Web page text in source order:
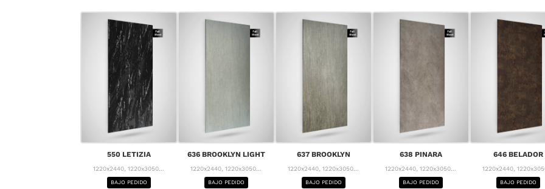
550 LETIZIA
1220x2440, 1220x3050...
BAJO PEDIDO
636 BROOKLYN LIGHT
1220x2440, 1220x3050...
BAJO PEDIDO
637 BROOKLYN
1220x2440, 1220x3050...
BAJO PEDIDO
638 PINARA
1220x2440, 1220x3050...
BAJO PEDIDO
646 BELADOR
1220x2440,
BAJO PEDIDO